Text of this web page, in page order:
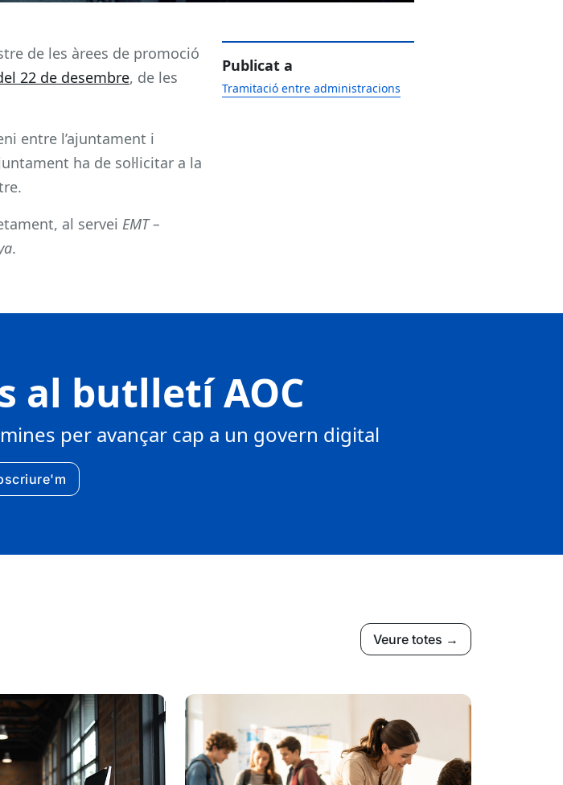
de les àrees de promoció
22 de desembre, de les
entre l’ajuntament i
ha de sol·licitar a la
al servei EMT –
.
Publicat a
Tramitació entre administracions
al butlletí AOC
per avançar cap a un govern digital
Veure totes →